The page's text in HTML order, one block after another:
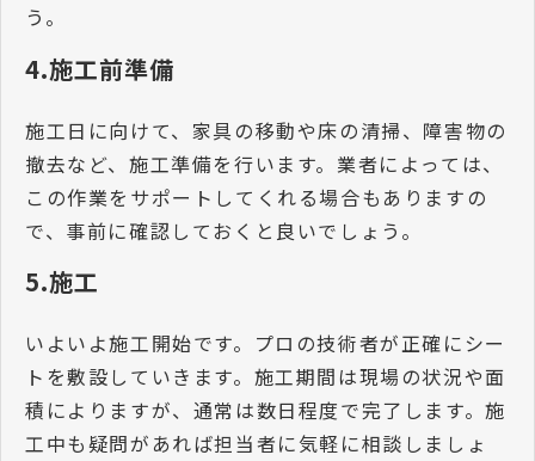
う。
4.施工前準備
施工日に向けて、家具の移動や床の清掃、障害物の
撤去など、施工準備を行います。業者によっては、
この作業をサポートしてくれる場合もありますの
で、事前に確認しておくと良いでしょう。
5.施工
いよいよ施工開始です。プロの技術者が正確にシー
トを敷設していきます。施工期間は現場の状況や面
積によりますが、通常は数日程度で完了します。施
工中も疑問があれば担当者に気軽に相談しましょ